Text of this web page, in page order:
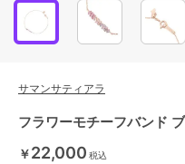
サマンサティアラ
フラワーモチーフバンド
￥22,000 税込